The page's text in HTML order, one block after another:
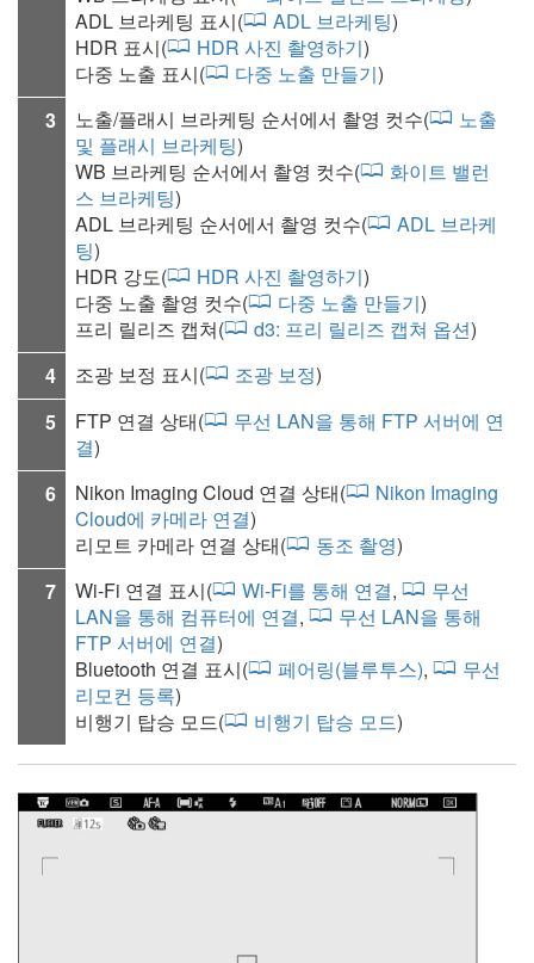
ADL 브라케팅 표시(
ADL 브라케팅)
HDR 표시(
HDR 사진 촬영하기)
다중 노출 표시(
다중 노출 만들기)
3
노출/플래시 브라케팅 순서에서 촬영 컷수(
노출
및 플래시 브라케팅)
WB 브라케팅 순서에서 촬영 컷수(
화이트 밸런
스 브라케팅)
ADL 브라케팅 순서에서 촬영 컷수(
ADL 브라케
팅)
HDR 강도( HDR 사진 촬영하기)
다중 노출 촬영 컷수(
다중 노출 만들기)
프리 릴리즈 캡쳐(
d3: 프리 릴리즈 캡쳐 옵션)
4
조광 보정 표시( 조광 보정)
5
FTP 연결 상태(
무선 LAN을 통해 FTP 서버에 연
결)
6
Nikon Imaging Cloud 연결 상태(
Nikon Imaging
Cloud에 카메라 연결)
리모트 카메라 연결 상태(
동조 촬영)
7
Wi-Fi 연결 표시( Wi‑Fi를 통해 연결,
무선
LAN을 통해 컴퓨터에 연결,
무선 LAN을 통해
FTP 서버에 연결)
Bluetooth 연결 표시(
페어링(블루투스),
무선
리모컨 등록)
비행기 탑승 모드( 비행기 탑승 모드)